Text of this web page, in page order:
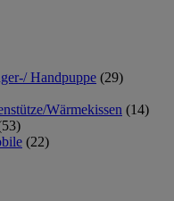
Handpuppe (29)
Wärmekissen (14)
(22)